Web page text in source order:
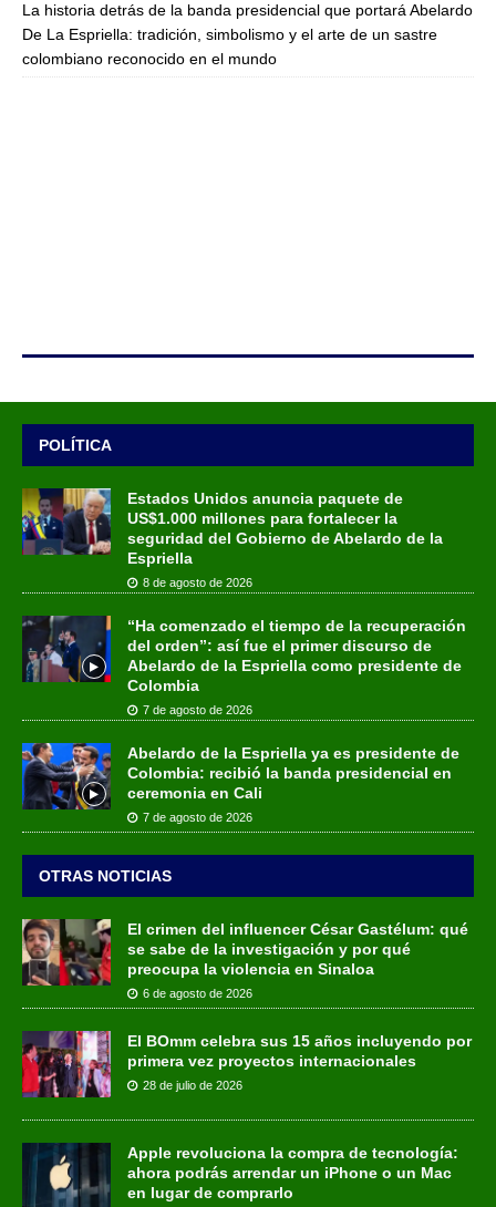
La historia detrás de la banda presidencial que portará Abelardo
De La Espriella: tradición, simbolismo y el arte de un sastre
colombiano reconocido en el mundo
POLÍTICA
Estados Unidos anuncia paquete de
US$1.000 millones para fortalecer la
seguridad del Gobierno de Abelardo de la
Espriella
8 de agosto de 2026
“Ha comenzado el tiempo de la recuperación
del orden”: así fue el primer discurso de
Abelardo de la Espriella como presidente de
Colombia
7 de agosto de 2026
Abelardo de la Espriella ya es presidente de
Colombia: recibió la banda presidencial en
ceremonia en Cali
7 de agosto de 2026
OTRAS NOTICIAS
El crimen del influencer César Gastélum: qué
se sabe de la investigación y por qué
preocupa la violencia en Sinaloa
6 de agosto de 2026
El BOmm celebra sus 15 años incluyendo por
primera vez proyectos internacionales
28 de julio de 2026
Apple revoluciona la compra de tecnología:
ahora podrás arrendar un iPhone o un Mac
en lugar de comprarlo